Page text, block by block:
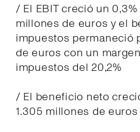
/ El EBIT creció un 0,3%
millones de euros y el
impuestos permaneció
de euros con un
impuestos del 20,2%
/ El beneficio neto
1.305 millones de euros